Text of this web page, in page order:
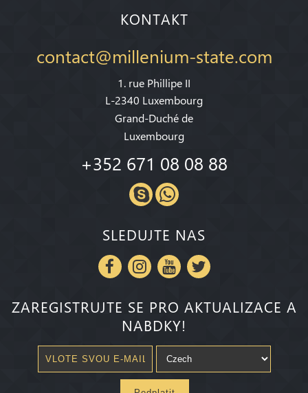
KONTAKT
contact@millenium-state.com
1. rue Phillipe II
L-2340 Luxembourg
Grand-Duché de
Luxembourg
+352 671 08 08 88
SLEDUJTE NAS
ZAREGISTRUJTE SE PRO AKTUALIZACE A
NABDKY!